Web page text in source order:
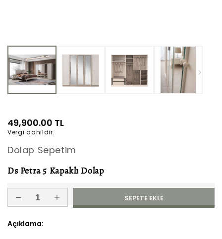
Normal
fiyat
49,900.00 TL
Vergi dahildir.
Dolap Sepetim
Ds Petra 5 Kapaklı Dolap
Ds
5
Ds
SEPETE EKLE
Açıklama: